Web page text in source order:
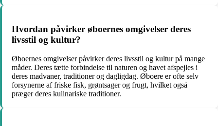
Hvordan påvirker øboernes omgivelser deres
livsstil og kultur?
Øboernes omgivelser påvirker deres livsstil og kultur på mange
måder. Deres tætte forbindelse til naturen og havet afspejles i
deres madvaner, traditioner og dagligdag. Øboere er ofte selv
forsynerne af friske fisk, grøntsager og frugt, hvilket også
præger deres kulinariske traditioner.